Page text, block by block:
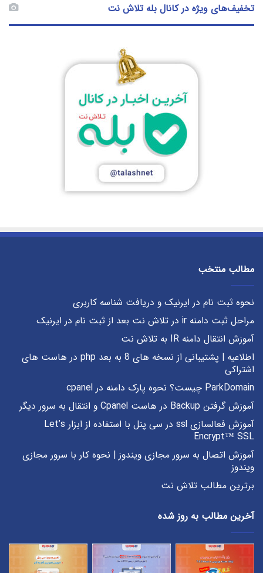
تخفیف‌های ویژه در کانال بله تلاش نت
مطالب منتخب
نحوه ثبت نام در ایرنیک و دریافت شناسه کاربری
مراحل ثبت دامنه ir در تلاش نت بعد از ثبت نام در ایرنیک
آموزش انتقال دامنه IR به تلاش نت
اطلاعیه | پشتیبانی از نسخه های 8 به بعد php در هاست های
اشتراکی
ParkDomain چیست؟ نحوه پارک دامنه در cpanel
آموزش گرفتن Backup در هاست Cpanel و انتقال به سرور دیگر
آموزش فعالسازی ssl در سی پنل با استفاده از ابزار Let’s
Encrypt™ SSL
آموزش اتصال به سرور مجازی ویندوز | نحوه کار با سرور مجازی
ویندوز
برترین مطالب تلاش نت
آخرین مطالب به روز شده